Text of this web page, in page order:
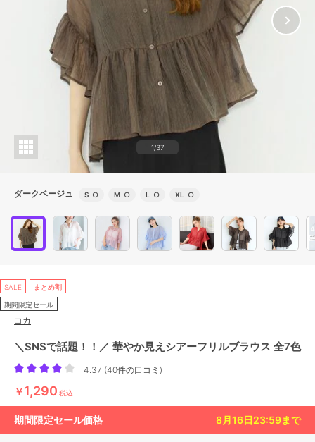
1/37
ダークベージュ S ○ M ○ L ○ XL ○
SALE まとめ割
期間限定セール
コカ
＼SNSで話題！！／ 華やか見えシアーフリルブラウス 全7色
4.37 (40件の口コミ )
￥1,290 税込
期間限定セール価格 8月16日23:59まで